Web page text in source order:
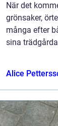
När det
grönsaker,
många efter
sina
Alice